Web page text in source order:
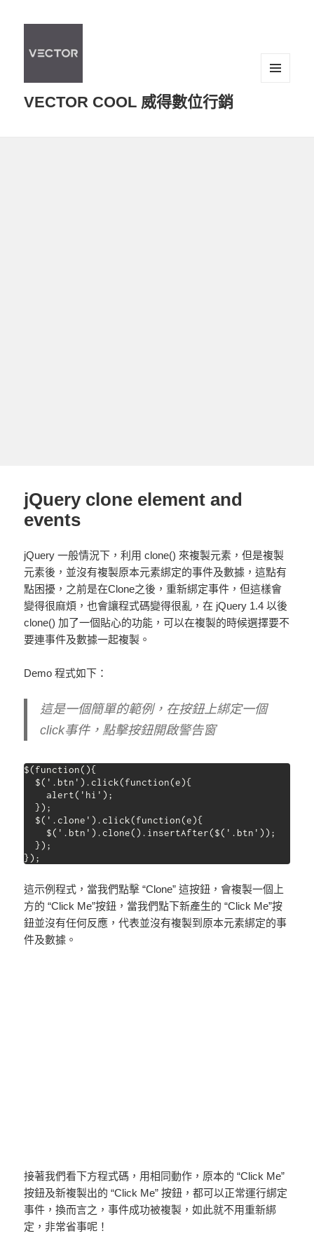
VECTOR COOL 威得數位行銷
jQuery clone element and
events
jQuery 一般情況下，利用 clone() 來複製元素，但是複製
元素後，並沒有複製原本元素綁定的事件及數據，這點有
點困擾，之前是在Clone之後，重新綁定事件，但這樣會
變得很麻煩，也會讓程式碼變得很亂，在 jQuery 1.4 以後
clone() 加了一個貼心的功能，可以在複製的時候選擇要不
要連事件及數據一起複製。
Demo 程式如下：
這是一個簡單的範例，在按鈕上綁定一個
click事件，點擊按鈕開啟警告窗
$(function(){
    alert('hi');
  });
  });
});
這示例程式，當我們點擊 “Clone” 這按鈕，會複製一個上
方的 “Click Me”按鈕，當我們點下新產生的 “Click Me”按
鈕並沒有任何反應，代表並沒有複製到原本元素綁定的事
件及數據。
接著我們看下方程式碼，用相同動作，原本的 “Click Me”
按鈕及新複製出的 “Click Me” 按鈕，都可以正常運行綁定
事件，換而言之，事件成功被複製，如此就不用重新綁
定，非常省事呢！